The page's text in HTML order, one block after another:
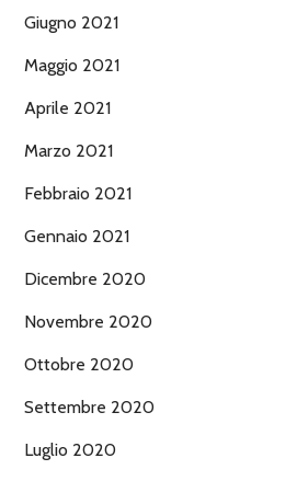
Giugno 2021
Maggio 2021
Aprile 2021
Marzo 2021
Febbraio 2021
Gennaio 2021
Dicembre 2020
Novembre 2020
Ottobre 2020
Settembre 2020
Luglio 2020